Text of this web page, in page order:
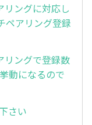
ングに対応し
ペアリング登録
ングで登録数
動になるので
さい